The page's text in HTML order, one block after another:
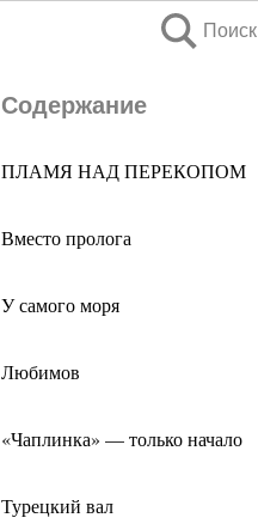
Поиск
Содержание
ПЛАМЯ НАД ПЕРЕКОПОМ
Вместо пролога
У самого моря
Любимов
«Чаплинка» — только начало
Турецкий вал